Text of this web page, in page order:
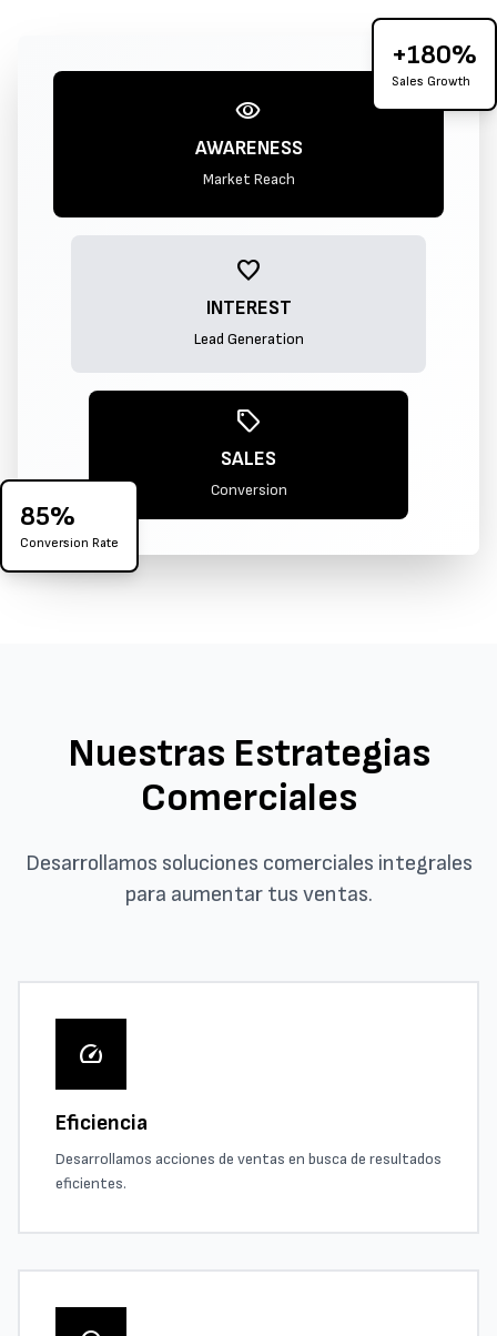
visibility
AWARENESS
Market Reach
favorite
INTEREST
Lead Generation
sell
SALES
Conversion
+180%
Sales Growth
85%
Conversion Rate
Nuestras Estrategias
Comerciales
Desarrollamos soluciones comerciales integrales
para aumentar tus ventas.
speed
Eficiencia
Desarrollamos acciones de ventas en busca de resultados
eficientes.